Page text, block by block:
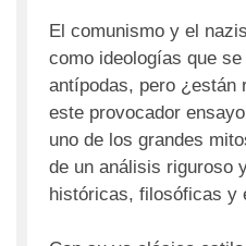
El comunismo y el
como ideologías que
antípodas, pero ¿están
este provocador
uno de los grandes
de un análisis riguroso
históricas, filosóficas y